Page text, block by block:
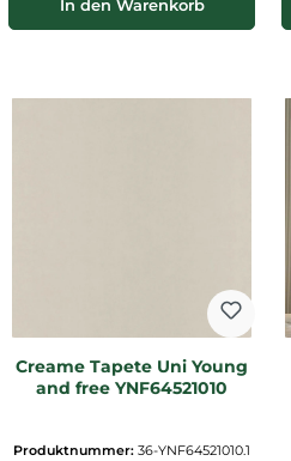
In den Warenkorb
Creame Tapete Uni Young
and free YNF64521010
Produktnummer: 36-YNF64521010.1